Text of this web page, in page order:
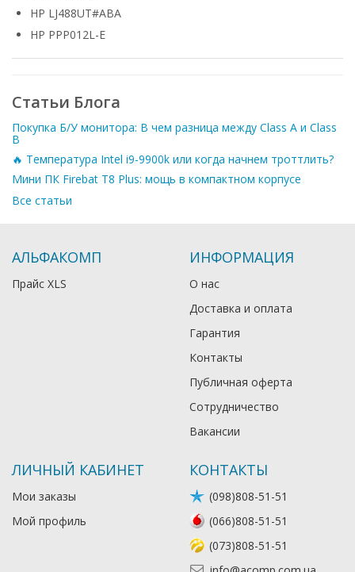
HP LJ488UT#ABA
HP PPP012L-E
Статьи Блога
Покупка Б/У монитора: В чем разница между Class A и Class
B
🔥 Температура Intel i9-9900k или когда начнем троттлить?
Мини ПК Firebat T8 Plus: мощь в компактном корпусе
Все статьи
АЛЬФАКОМП
Прайс XLS
ИНФОРМАЦИЯ
О нас
Доставка и оплата
Гарантия
Контакты
Публичная оферта
Сотрудничество
Вакансии
ЛИЧНЫЙ КАБИНЕТ
Мои заказы
Мой профиль
КОНТАКТЫ
(098)808-51-51
(066)808-51-51
(073)808-51-51